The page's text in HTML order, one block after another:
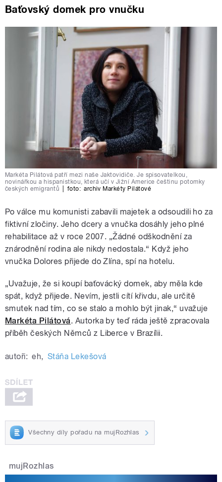
Baťovský domek pro vnučku
Markéta Pilátová patří mezi naše Jaktovidiče. Je spisovatelkou,
novinářkou a hispanistkou, která učí v Jižní Americe češtinu potomky
českých emigrantů
foto: archiv Markéty Pilátové
Po válce mu komunisti zabavili majetek a odsoudili ho za
fiktivní zločiny. Jeho dcery a vnučka dosáhly jeho plné
rehabilitace až v roce 2007. „Žádné odškodnění za
znárodnění rodina ale nikdy nedostala.“ Když jeho
vnučka Dolores přijede do Zlína, spí na hotelu.
„Uvažuje, že si koupí baťovácký domek, aby měla kde
spát, když přijede. Nevím, jestli cítí křivdu, ale určitě
smutek nad tím, co se stalo a mohlo být jinak,“ uvažuje
Markéta Pilátová. Autorka by teď ráda ještě zpracovala
příběh českých Němců z Liberce v Brazílii.
autoři: eh, Stáňa Lekešová
Všechny díly pořadu na mujRozhlas
mujRozhlas